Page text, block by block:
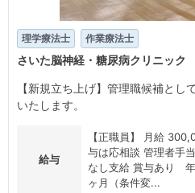
理学療法士 作業療法士
さいた脳神経・糖尿病クリニック
【新規立ち上げ】管理職候補と
いたします。
給与
【正職員】 月給
与は応相談 管理者
なし支給 賞与あり
ヶ月（条件変...